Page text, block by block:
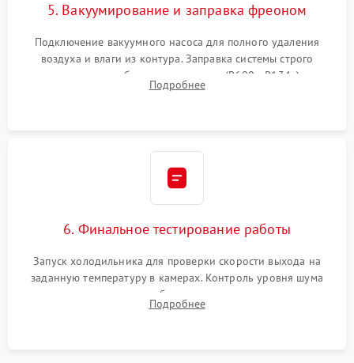
5. Вакуумирование и заправка фреоном
Подключение вакуумного насоса для полного удаления
воздуха и влаги из контура. Заправка системы строго
дозированным объемом хладагента (R600a, R134a) по
электронным весам. Контроль рабочего давления в системе.
Подробнее
6. Финальное тестирование работы
Запуск холодильника для проверки скорости выхода на
заданную температуру в камерах. Контроль уровня шума
компрессора, отсутствия обмерзания стенок и корректного
срабатывания системы автоматической оттайки.
Подробнее